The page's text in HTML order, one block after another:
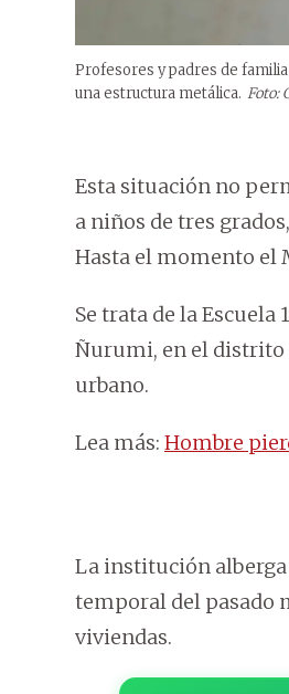
Profesores y padres de
una estructura metálica. Foto:
Esta situación no
a niños de tres
Hasta el momento el
Se trata de la Escuela
Ñurumi, en el distrito
urbano.
Lea más: Hombre
La institución
temporal del pasado
viviendas.